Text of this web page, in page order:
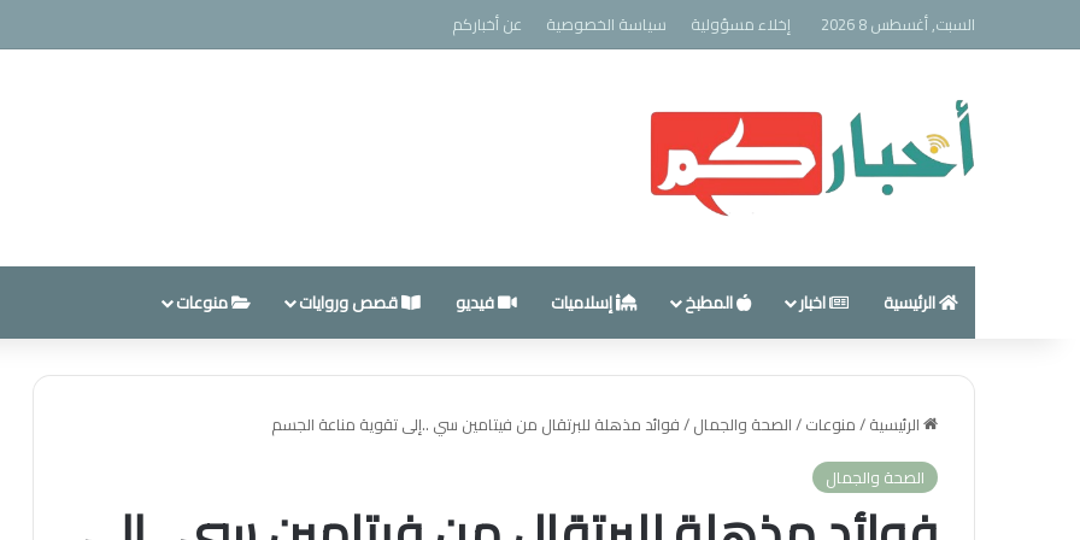
السبت, أغسطس 8 2026 إخلاء مسؤولية سياسة الخصوصية عن أخباركم
الرئيسية اخبار المطبخ إسلاميات فيديو قصص وروايات منوعات
الرئيسية/منوعات/الصحة والجمال/فوائد مذهلة للبرتقال من فيتامين سي ..إلى تقوية مناعة الجسم
الصحة والجمال